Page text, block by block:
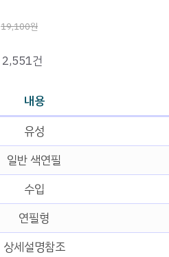
19,100원
2,551건
내용
유성
일반 색연필
수입
연필형
상세설명참조